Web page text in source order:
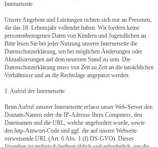
Internetseite
Unsere Angebote und Leistungen richten sich nur an Personen,
die das 18. Lebensjahr vollendet haben. Wir fordern keine
personenbezogenen Daten von Kindern und Jugendlichen an.
Bitte lesen Sie bei jeder Nutzung unserer Internetseite die
Datenschutzerklärung, um bei möglichen Änderungen oder
Aktualisierungen auf dem neuesten Stand zu sein. Die
Datenschutzerklärung muss von Zeit zu Zeit an die tatsächlichen
Verhältnisse und an die Rechtslage angepasst werden.
1. Aufruf der Internetseite
Beim Aufruf unserer Internetseite erfasst unser Web-Server den
Domain-Namen oder die IP-Adresse Ihres Computers, den
Dateinamen und die URL, welche angefordert wurde, sowie
den http-Antwort-Code und ggf. die auf unsere Webseite
verweisende URL (Art. 6 Abs. 1 (f) DS-GVO). Dieses